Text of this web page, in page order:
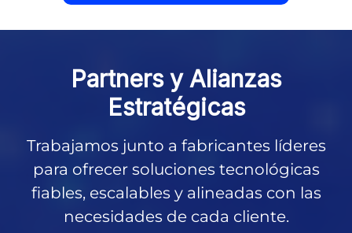
Partners y Alianzas
Estratégicas
Trabajamos junto a fabricantes líderes
para ofrecer soluciones tecnológicas
fiables, escalables y alineadas con las
necesidades de cada cliente.